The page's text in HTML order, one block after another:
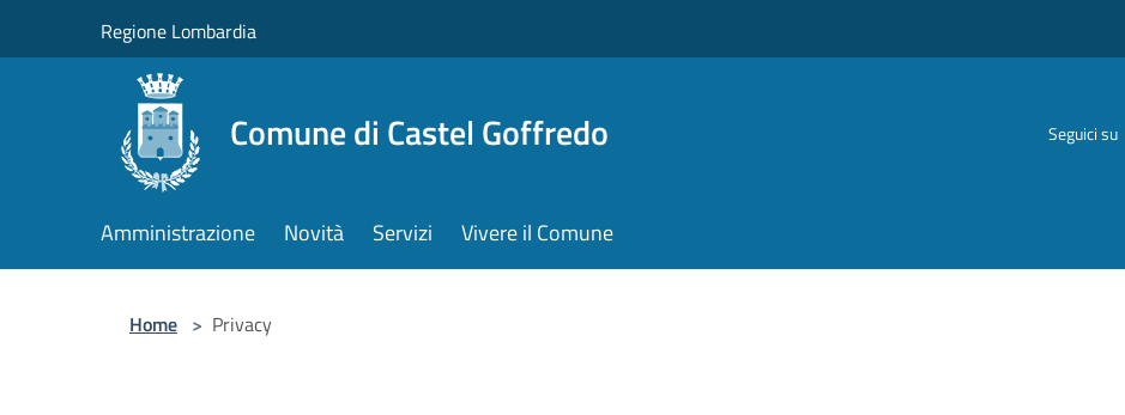
Regione Lombardia
Comune di Castel Goffredo Seguici su
Amministrazione Novità Servizi Vivere il Comune
Home > Privacy